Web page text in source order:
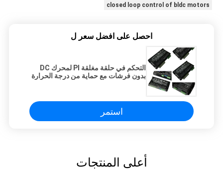
closed loop control of bldc motors
احصل على افضل سعر ل
التحكم في حلقة مغلقة PI لمحرك DC
بدون فرشات مع حماية من درجة الحرارة
استمر
أعلى المنتجات